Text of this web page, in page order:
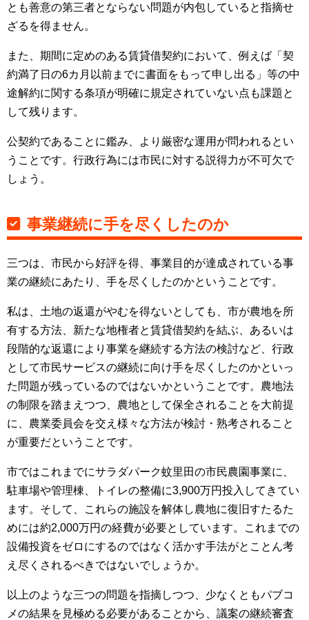
とも善意の第三者とならない問題が内包していると指摘せ
ざるを得ません。
また、期間に定めのある賃貸借契約において、例えば「契
約満了日の6カ月以前までに書面をもって申し出る」等の中
途解約に関する条項が明確に規定されていない点も課題と
して残ります。
公契約であることに鑑み、より厳密な運用が問われるとい
うことです。行政行為には市民に対する説得力が不可欠で
しょう。
事業継続に手を尽くしたのか
三つは、市民から好評を得、事業目的が達成されている事
業の継続にあたり、手を尽くしたのかということです。
私は、土地の返還がやむを得ないとしても、市が農地を所
有する方法、新たな地権者と賃貸借契約を結ぶ、あるいは
段階的な返還により事業を継続する方法の検討など、行政
として市民サービスの継続に向け手を尽くしたのかといっ
た問題が残っているのではないかということです。農地法
の制限を踏まえつつ、農地として保全されることを大前提
に、農業委員会を交え様々な方法が検討・熟考されること
が重要だということです。
市ではこれまでにサラダパーク蚊里田の市民農園事業に、
駐車場や管理棟、トイレの整備に3,900万円投入してきてい
ます。そして、これらの施設を解体し農地に復旧すたるた
めには約2,000万円の経費が必要としています。これまでの
設備投資をゼロにするのではなく活かす手法がとことん考
え尽くされるべきではないでしょうか。
以上のような三つの問題を指摘しつつ、少なくともパブコ
メの結果を見極める必要があることから、議案の継続審査